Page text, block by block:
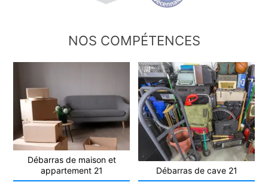
NOS COMPÉTENCES
Débarras de maison et
appartement 21
Débarras de cave 21